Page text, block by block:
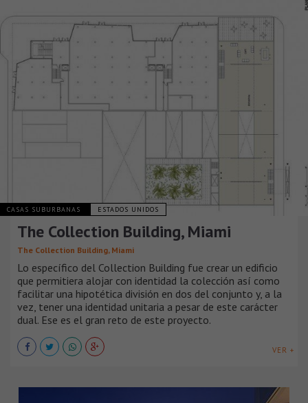
CASAS SUBURBANAS ESTADOS UNIDOS
The Collection Building, Miami
The Collection Building, Miami
Lo específico del Collection Building fue crear un edificio
que permitiera alojar con identidad la colección así como
facilitar una hipotética división en dos del conjunto y, a la
vez, tener una identidad unitaria a pesar de este carácter
dual. Ese es el gran reto de este proyecto.
VER +